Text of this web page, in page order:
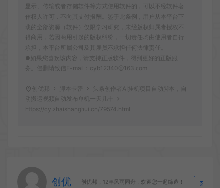
显示、传输或者存储软件等方式使用软件的，可以不经软件著
作权人许可，不向其支付报酬。鉴于此条例，用户从本平台下
载的全部资源（软件）仅限学习研究，未经版权归属者授权不
得商用，若因商用引起的版权纠纷，一切责任均由使用者自行
承担，本平台所属公司及其雇员不承担任何法律责任。
●如果您喜欢该内容，请支持正版软件，得到更好的正版服
务。侵删请致信E-mail：cyb12340@163.com
创优邦 脚本卡密
头条创作者AI挂机项目自动脚本，自
动搬运视频自动发布单机一天几十
https://cy.zhaishanghui.cn/79574.html
创优 创优邦，12年风雨同舟，欢迎您一起缔造！